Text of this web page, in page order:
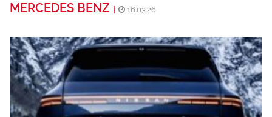
MERCEDES BENZ
16.03.26